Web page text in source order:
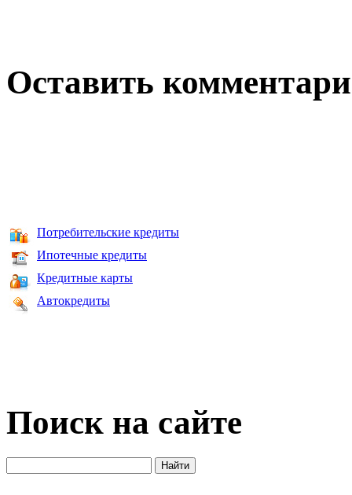
Оставить
Потребительские кредиты
Ипотечные кредиты
Кредитные карты
Автокредиты
Поиск на сайте